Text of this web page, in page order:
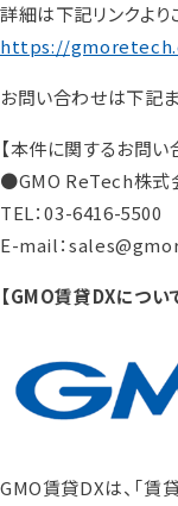
詳細は下記リンクより
https://
お問い合わせは下記
【本件に関するお問い
●GMO ReTech株式
TEL：03-6416-5500
E-mail：
【GMO賃貸DXについ
GMO賃貸DXは、「賃